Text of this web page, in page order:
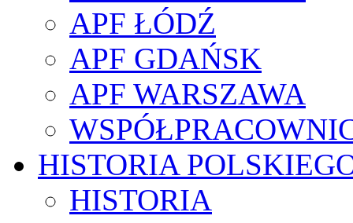
APF ŁÓDŹ
APF GDAŃSK
APF WARSZAWA
HISTORIA
HISTORIA